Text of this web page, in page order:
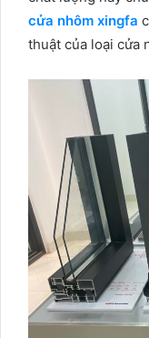
cửa nhôm xingfa
thuật của loại cửa